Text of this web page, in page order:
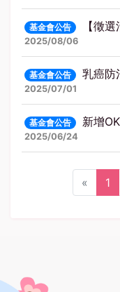
基金會公告 【徵選
2025/08/06
基金會公告 乳癌防治
2025/07/01
基金會公告 新增
2025/06/24
« 1